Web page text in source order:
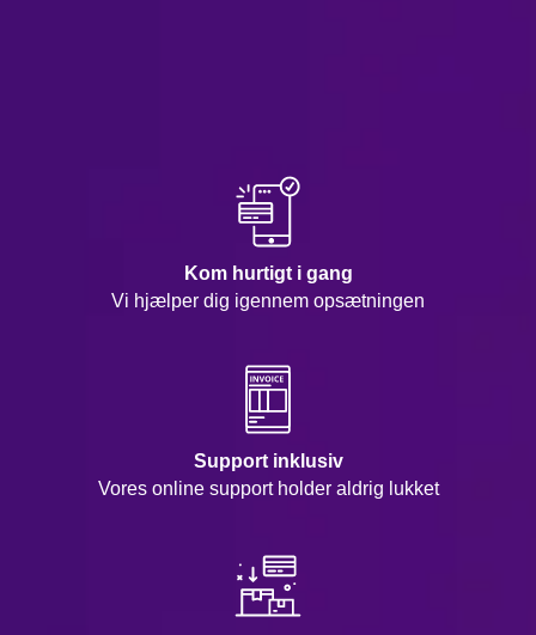
Kom hurtigt i gang
Vi hjælper dig igennem opsætningen
Support inklusiv
Vores online support holder aldrig lukket